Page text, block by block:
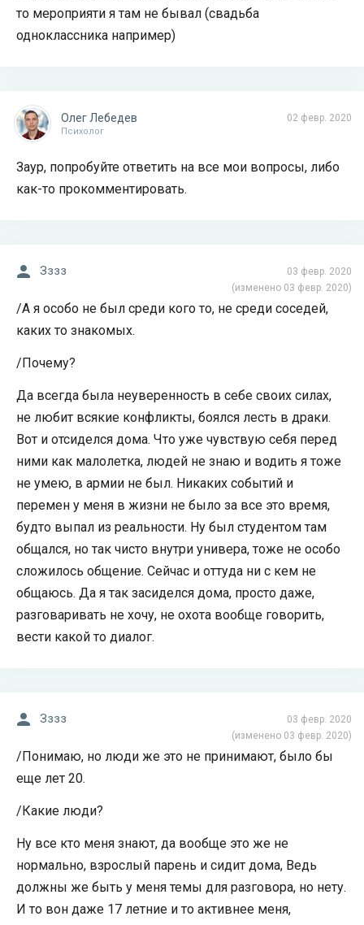
то мероприяти я там не бывал (свадьба
одноклассника например)
02 февр. 2020
Олег Лебедев
Психолог
Заур, попробуйте ответить на все мои вопросы, либо
как-то прокомментировать.
03 февр. 2020
(изменено 03 февр. 2020)
Зззз
/А я особо не был среди кого то, не среди соседей,
каких то знакомых.
/Почему?
Да всегда была неуверенность в себе своих силах,
не любит всякие конфликты, боялся лесть в драки.
Вот и отсиделся дома. Что уже чувствую себя перед
ними как малолетка, людей не знаю и водить я тоже
не умею, в армии не был. Никаких событий и
перемен у меня в жизни не было за все это время,
будто выпал из реальности. Ну был студентом там
общался, но так чисто внутри универа, тоже не особо
сложилось общение. Сейчас и оттуда ни с кем не
общаюсь. Да я так засиделся дома, просто даже,
разговаривать не хочу, не охота вообще говорить,
вести какой то диалог.
03 февр. 2020
(изменено 03 февр. 2020)
Зззз
/Понимаю, но люди же это не принимают, было бы
еще лет 20.
/Какие люди?
Ну все кто меня знают, да вообще это же не
нормально, взрослый парень и сидит дома, Ведь
должны же быть у меня темы для разговора, но нету.
И то вон даже 17 летние и то активнее меня,